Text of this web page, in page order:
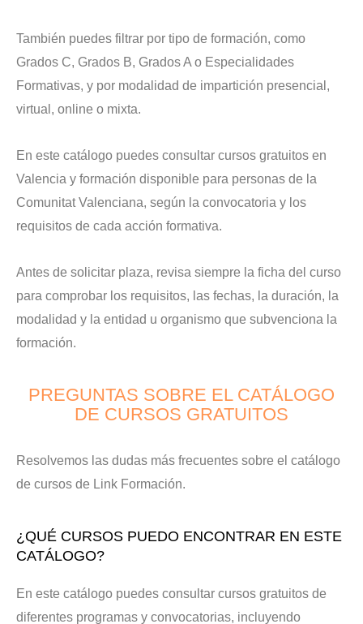
También puedes filtrar por tipo de formación, como
Grados C, Grados B, Grados A o Especialidades
Formativas, y por modalidad de impartición presencial,
virtual, online o mixta.
En este catálogo puedes consultar cursos gratuitos en
Valencia y formación disponible para personas de la
Comunitat Valenciana, según la convocatoria y los
requisitos de cada acción formativa.
Antes de solicitar plaza, revisa siempre la ficha del curso
para comprobar los requisitos, las fechas, la duración, la
modalidad y la entidad u organismo que subvenciona la
formación.
PREGUNTAS SOBRE EL CATÁLOGO
DE CURSOS GRATUITOS
Resolvemos las dudas más frecuentes sobre el catálogo
de cursos de Link Formación.
¿QUÉ CURSOS PUEDO ENCONTRAR EN ESTE
CATÁLOGO?
En este catálogo puedes consultar cursos gratuitos de
diferentes programas y convocatorias, incluyendo